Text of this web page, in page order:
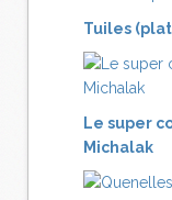
Tuiles
Le super
Michalak